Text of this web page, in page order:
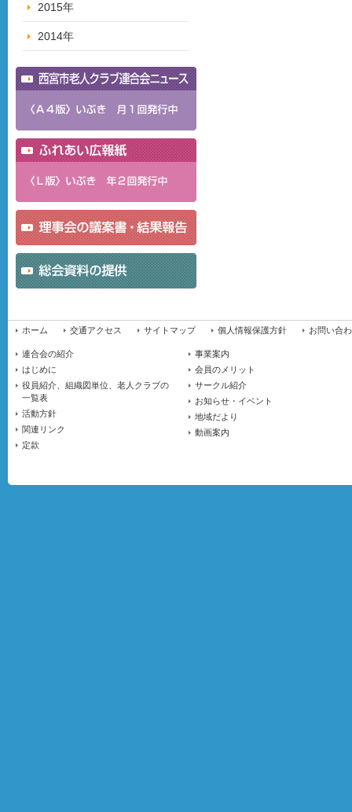
2015年
2014年
ホーム 交通アクセス サイトマップ 個人情報保護方針 お問い合
連合会の紹介
はじめに
役員紹介、組織図単位、老人クラブの
一覧表
活動方針
関連リンク
定款
事業案内
会員のメリット
サークル紹介
お知らせ・イベント
地域だより
動画案内